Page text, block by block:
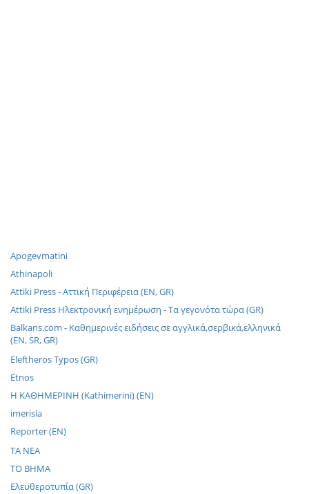
Apogevmatini
Athinapoli
Attiki Press - Αττική Περιφέρεια (EN, GR)
Attiki Press Ηλεκτρονική ενημέρωση - Τα γεγονότα τώρα (GR)
Balkans.com - Καθημερινές ειδήσεις σε αγγλικά,σερβικά,ελληνικά
(EN, SR, GR)
Eleftheros Typos (GR)
Etnos
H KAΘHMEPINH (Kathimerini) (EN)
imerisia
Reporter (EN)
TA NEA
TO BHMA
Ελευθεροτυπία (GR)